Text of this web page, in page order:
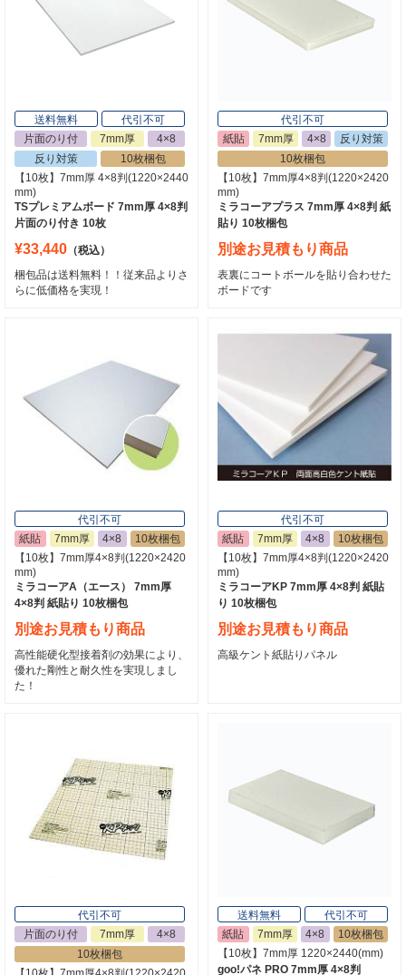
送料無料
代引不可
片面のり付
7mm厚
4×8
反り対策
10枚梱包
【10枚】7mm厚 4×8判(1220×2440
mm)
TSプレミアムボード 7mm厚 4×8判
片面のり付き 10枚
¥33,440 （税込）
梱包品は送料無料！！従来品よりさ
らに低価格を実現！
代引不可
紙貼
7mm厚 4×8
反り対策
10枚梱包
【10枚】7mm厚4×8判(1220×2420
mm)
ミラコーアプラス 7mm厚 4×8判 紙
貼り 10枚梱包
別途お見積もり商品
表裏にコートボールを貼り合わせた
ボードです
代引不可
紙貼
7mm厚 4×8
10枚梱包
【10枚】7mm厚4×8判(1220×2420
mm)
ミラコーアA（エース） 7mm厚
4×8判 紙貼り 10枚梱包
別途お見積もり商品
高性能硬化型接着剤の効果により、
優れた剛性と耐久性を実現しまし
た！
代引不可
紙貼
7mm厚 4×8
10枚梱包
【10枚】7mm厚4×8判(1220×2420
mm)
ミラコーアKP 7mm厚 4×8判 紙貼
り 10枚梱包
別途お見積もり商品
高級ケント紙貼りパネル
代引不可
片面のり付
7mm厚
4×8
10枚梱包
送料無料
代引不可
紙貼
7mm厚 4×8
10枚梱包
【10枚】7mm厚 1220×2440(mm)
goo!パネ PRO 7mm厚 4×8判